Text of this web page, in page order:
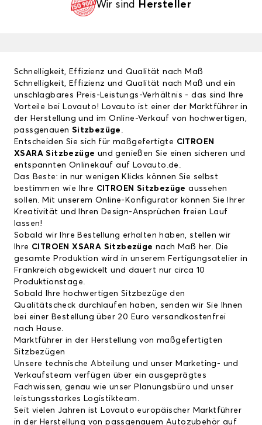
Wir sind Hersteller
Schnelligkeit, Effizienz und Qualität nach Maß
Schnelligkeit, Effizienz und Qualität nach Maß und ein
unschlagbares Preis-Leistungs-Verhältnis - das sind Ihre
Vorteile bei Lovauto! Lovauto ist einer der Marktführer in
der Herstellung und im Online-Verkauf von hochwertigen,
passgenauen Sitzbezüge .
Entscheiden Sie sich für maßgefertigte CITROEN
XSARA Sitzbezüge und genießen Sie einen sicheren und
entspannten Onlinekauf auf Lovauto.de.
Das Beste: in nur wenigen Klicks können Sie selbst
bestimmen wie Ihre CITROEN Sitzbezüge aussehen
sollen. Mit unserem Online-Konfigurator können Sie Ihrer
Kreativität und Ihren Design-Ansprüchen freien Lauf
lassen!
Sobald wir Ihre Bestellung erhalten haben, stellen wir
Ihre CITROEN XSARA Sitzbezüge nach Maß her. Die
gesamte Produktion wird in unserem Fertigungsatelier in
Frankreich abgewickelt und dauert nur circa 10
Produktionstage.
Sobald Ihre hochwertigen Sitzbezüge den
Qualitätscheck durchlaufen haben, senden wir Sie Ihnen
bei einer Bestellung über 20 Euro versandkostenfrei
nach Hause.
Marktführer in der Herstellung von maßgefertigten
Sitzbezügen
Unsere technische Abteilung und unser Marketing- und
Verkaufsteam verfügen über ein ausgeprägtes
Fachwissen, genau wie unser Planungsbüro und unser
leistungsstarkes Logistikteam.
Seit vielen Jahren ist Lovauto europäischer Marktführer
in der Herstellung von passgenauem Autozubehör auf